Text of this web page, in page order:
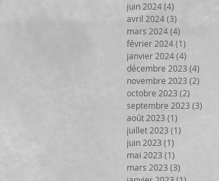
juin 2024(4)
avril 2024(3)
mars 2024(4)
février 2024(1)
janvier 2024(4)
décembre 2023 (4)
novembre 2023 (2)
octobre 2023 (2)
septembre 2023 (3)
août 2023 (1)
juillet 2023 (1)
juin 2023 (1)
mai 2023 (1)
mars 2023 (3)